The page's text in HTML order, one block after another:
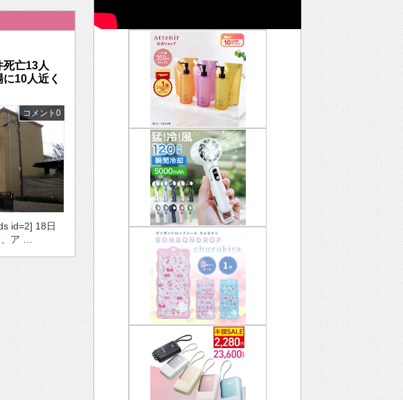
死亡13人
10人近く
コメント0
id=2] 18日
ア …